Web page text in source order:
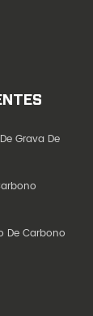
Grava De
De Carbono